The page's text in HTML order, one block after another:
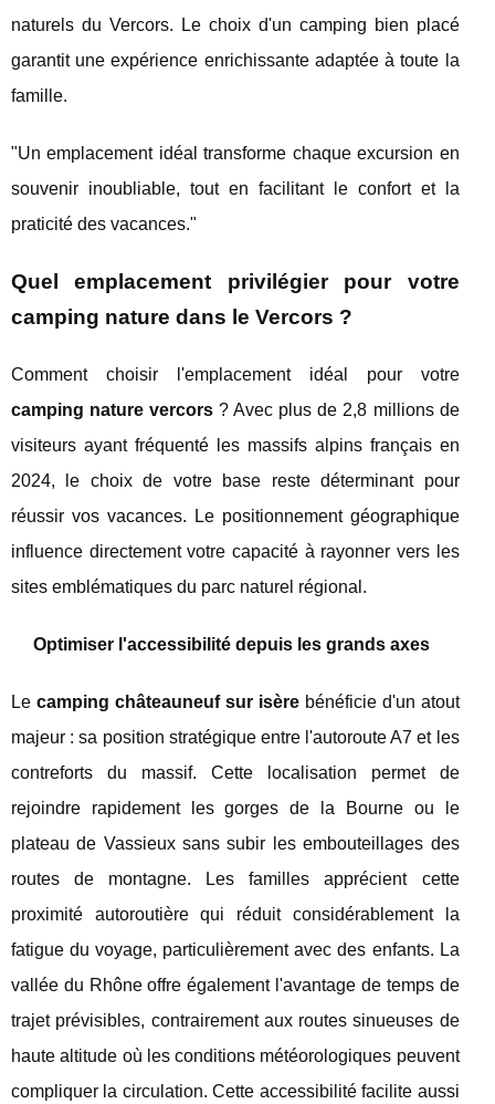
naturels du Vercors. Le choix d'un camping bien placé
garantit une expérience enrichissante adaptée à toute la
famille.
"Un emplacement idéal transforme chaque excursion en
souvenir inoubliable, tout en facilitant le confort et la
praticité des vacances."
Quel emplacement privilégier pour votre
camping nature dans le Vercors ?
Comment choisir l'emplacement idéal pour votre
camping nature vercors ? Avec plus de 2,8 millions de
visiteurs ayant fréquenté les massifs alpins français en
2024, le choix de votre base reste déterminant pour
réussir vos vacances. Le positionnement géographique
influence directement votre capacité à rayonner vers les
sites emblématiques du parc naturel régional.
Optimiser l'accessibilité depuis les grands axes
Le camping châteauneuf sur isèrebénéficie d'un atout
majeur : sa position stratégique entre l'autoroute A7 et les
contreforts du massif. Cette localisation permet de
rejoindre rapidement les gorges de la Bourne ou le
plateau de Vassieux sans subir les embouteillages des
routes de montagne. Les familles apprécient cette
proximité autoroutière qui réduit considérablement la
fatigue du voyage, particulièrement avec des enfants. La
vallée du Rhône offre également l'avantage de temps de
trajet prévisibles, contrairement aux routes sinueuses de
haute altitude où les conditions météorologiques peuvent
compliquer la circulation. Cette accessibilité facilite aussi